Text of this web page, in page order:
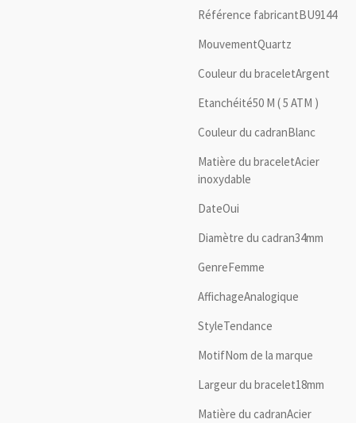
Référence fabricantBU9144
MouvementQuartz
Couleur du braceletArgent
Etanchéité50 M ( 5 ATM )
Couleur du cadranBlanc
Matière du braceletAcier
inoxydable
DateOui
Diamètre du cadran34mm
GenreFemme
AffichageAnalogique
StyleTendance
MotifNom de la marque
Largeur du bracelet18mm
Matière du cadranAcier